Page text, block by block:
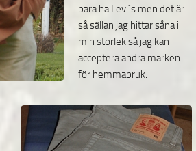
bara ha Levi´s men det är
så sällan jag hittar såna i
min storlek så jag kan
acceptera andra märken
för hemmabruk.